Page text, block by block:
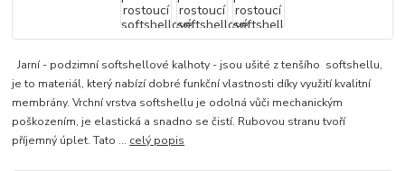
Jarní - podzimní softshellové kalhoty - jsou ušité z tenšího softshellu,
je to materiál, který nabízí dobré funkční vlastnosti díky využití kvalitní
membrány. Vrchní vrstva softshellu je odolná vůči mechanickým
poškozením, je elastická a snadno se čistí. Rubovou stranu tvoří
příjemný úplet. Tato ... celý popis